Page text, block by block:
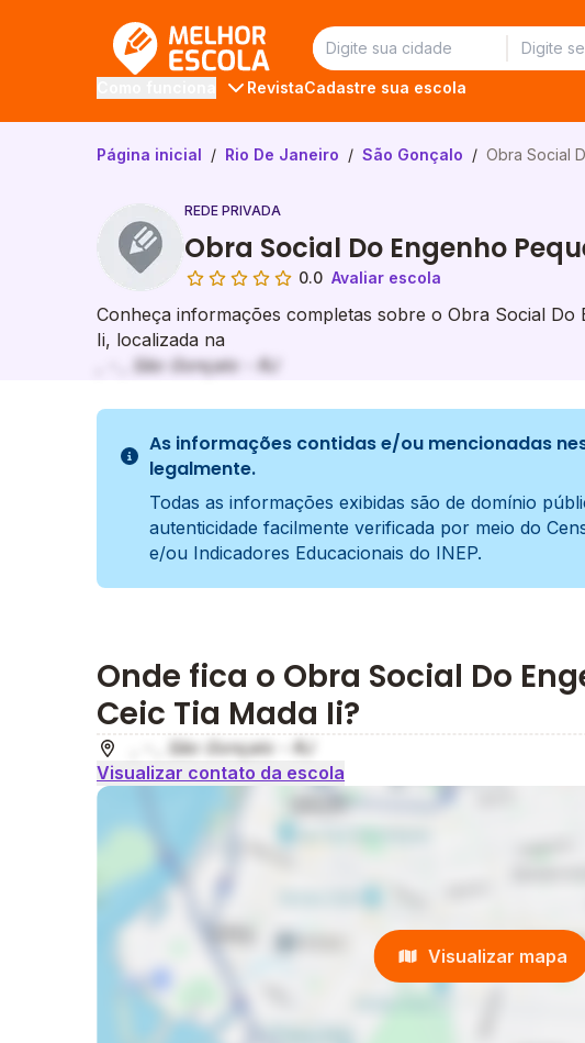
RevistaCadastre sua escola
Página inicial / Rio De Janeiro / São Gonçalo / Obra Social
REDE PRIVADA
Obra Social Do Engenho
0.0 Avaliar escola
Conheça informações completas sobre o Obra Social Do
Ii, localizada na
, - , São Gonçalo - RJ
As informações contidas e/ou mencionadas
legalmente.
Todas as informações exibidas são de domínio
autenticidade facilmente verificada por meio do
e/ou Indicadores Educacionais do INEP.
Onde fica o Obra Social Do
Ceic Tia Mada Ii?
, - , São Gonçalo - RJ
Visualizar contato da escola
Visualizar mapa